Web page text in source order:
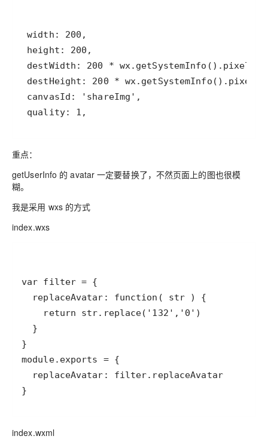
重点：
getUserInfo 的 avatar 一定要替换了，不然页面上的图也很模
糊。
我是采用 wxs 的方式
index.wxs
  replaceAvatar: filter.replaceAvatar
index.wxml